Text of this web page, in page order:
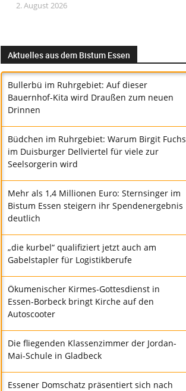
2. August 2026
Aktuelles aus dem Bistum Essen
Bullerbü im Ruhrgebiet: Auf dieser
Bauernhof-Kita wird Draußen zum neuen
Drinnen
Büdchen im Ruhrgebiet: Warum Birgit Fuchs
im Duisburger Dellviertel für viele zur
Seelsorgerin wird
Mehr als 1,4 Millionen Euro: Sternsinger im
Bistum Essen steigern ihr Spendenergebnis
deutlich
„die kurbel“ qualifiziert jetzt auch am
Gabelstapler für Logistikberufe
Ökumenischer Kirmes-Gottesdienst in
Essen-Borbeck bringt Kirche auf den
Autoscooter
Die fliegenden Klassenzimmer der Jordan-
Mai-Schule in Gladbeck
Essener Domschatz präsentiert sich nach